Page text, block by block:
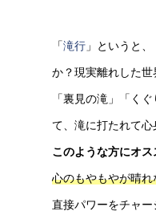
「滝行 」というと
か？現実離れした
「裏見の滝」「く
て、滝に打たれて
このような方にオス
心のもやもやが晴
直接パワーをチャ